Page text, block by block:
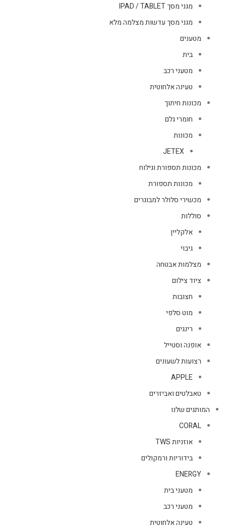
מגני מסך IPAD / TABLET
מגני מסך עדשות מצלמה מלא
מטענים
בית
מטעני רכב
טעינה אלחוטית
מכונות חיתוך
חומרי גלם
מכונות
JETEX
מכונות תספורת וגילוח
מכונות תספורת
מכשירי סלולר למבוגרים
סוללות
אלקליין
גיבוי
מצלמות אבטחה
ציוד צילום
חצובות
מוט סלפי
רינגים
אופנה וסטייל
רצועות לשעונים
APPLE
טאבלטים ואביזרים
המותגים שלנו
CORAL
אוזניות TWS
בידוריות ורמקולים
ENERGY
מטעני בית
מטעני רכב
טעינה אלחוטית